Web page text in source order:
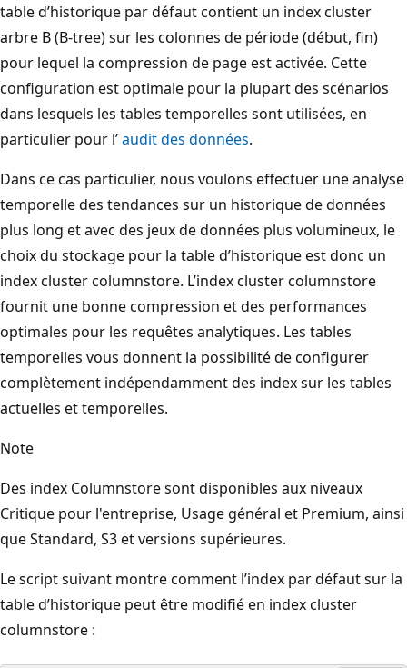
table d’historique par défaut contient un index cluster
arbre B (B-tree) sur les colonnes de période (début, fin)
pour lequel la compression de page est activée. Cette
configuration est optimale pour la plupart des scénarios
dans lesquels les tables temporelles sont utilisées, en
particulier pour l’audit des données.
Dans ce cas particulier, nous voulons effectuer une analyse
temporelle des tendances sur un historique de données
plus long et avec des jeux de données plus volumineux, le
choix du stockage pour la table d’historique est donc un
index cluster columnstore. L’index cluster columnstore
fournit une bonne compression et des performances
optimales pour les requêtes analytiques. Les tables
temporelles vous donnent la possibilité de configurer
complètement indépendamment des index sur les tables
actuelles et temporelles.
Note
Des index Columnstore sont disponibles aux niveaux
Critique pour l'entreprise, Usage général et Premium, ainsi
que Standard, S3 et versions supérieures.
Le script suivant montre comment l’index par défaut sur la
table d’historique peut être modifié en index cluster
columnstore :